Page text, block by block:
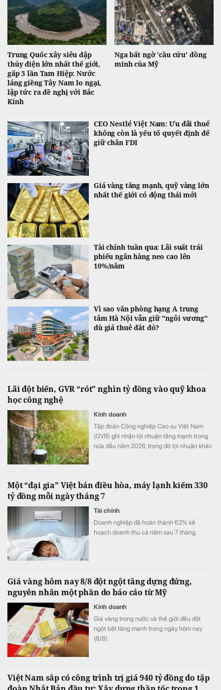
Trung Quốc xây siêu đập
thủy điện lớn nhất thế giới,
gấp 3 lần Tam Hiệp: Nước
láng giềng Tây Nam lo ngại,
lập tức ra đề nghị với Bắc
Kinh
Nga bất ngờ 'cầu cứu' đồng
minh của Mỹ
CEO Nestlé Việt Nam: Ưu đãi thuế
không còn là yếu tố quyết định để
giữ chân FDI
Giá vàng tăng mạnh, quỹ vàng lớn
nhất thế giới có động thái mới
Tài chính tuần qua: Lãi suất trái
phiếu ngân hàng neo cao lên
10%/năm
Vì sao văn phòng hạng A trung
tâm Hà Nội vẫn giữ "ngôi vương"
dù giá thuê đắt đỏ?
Lãi đột biến, GVR “rót” nghìn tỷ đồng vào quỹ khoa
học công nghệ
Kinh doanh
Tập đoàn Công nghiệp Cao su Việt Nam
(GVR) ghi nhận lợi nhuận tăng mạnh trong
nửa đầu năm 2026, trong đó lợi nhuận khác
khoa học và công nghệ của tập đoàn lên
hơn 1.710 tỷ đồng.
Một “đại gia” Việt bán điều hòa, máy lạnh kiếm 330
tỷ đồng mỗi ngày tháng 7
Tài chính
Doanh nghiệp đã hoàn thành 62% kế
hoạch doanh thu cả năm sau 7 tháng.
Giá vàng hôm nay 8/8 đột ngột tăng dựng đứng,
nguyên nhân một phần do báo cáo từ Mỹ
Kinh doanh
Giá vàng trong nước và thế giới đều đột
ngột bật tăng mạnh trong ngày hôm nay
(8/8).
Việt Nam sắp có công trình trị giá 940 tỷ đồng do tập